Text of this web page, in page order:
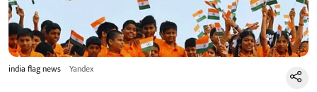
india flag news Yandex